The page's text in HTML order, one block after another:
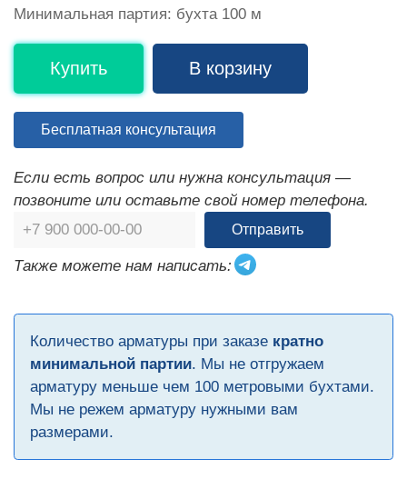
Минимальная партия: бухта 100 м
Купить В корзину
Бесплатная консультация
Если есть вопрос или нужна консультация —
позвоните или оставьте свой номер телефона.
Отправить
Также можете нам написать:
Количество арматуры при заказе кратно
минимальной партии. Мы не отгружаем
арматуру меньше чем 100 метровыми бухтами.
Мы не режем арматуру нужными вам
размерами.